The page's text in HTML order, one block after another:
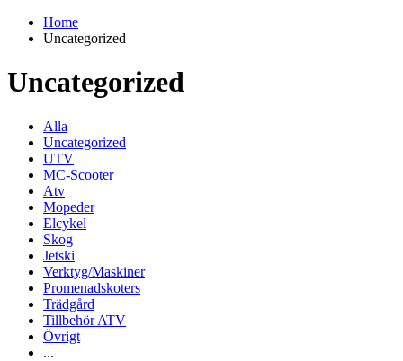
Home
Uncategorized
Uncategorized
Alla
Uncategorized
UTV
MC-Scooter
Atv
Mopeder
Elcykel
Skog
Jetski
Verktyg/Maskiner
Promenadskoters
Trädgård
Tillbehör ATV
Övrigt
...